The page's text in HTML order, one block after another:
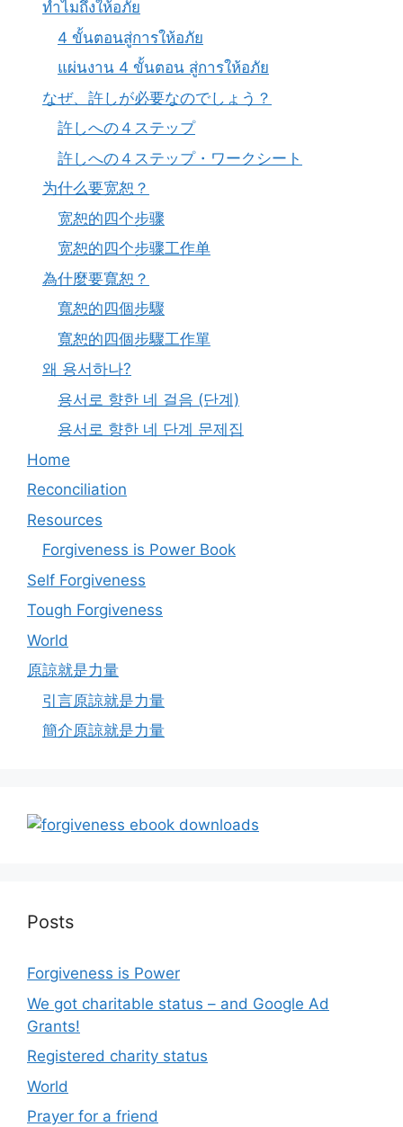
ทำไมถึงให้อภัย
4 ขั้นตอนสู่การให้อภัย
แผ่นงาน 4 ขั้นตอน สู่การให้อภัย
なぜ、許しが必要なのでしょう？
許しへの４ステップ
許しへの４ステップ・ワークシート
为什么要宽恕？
宽恕的四个步骤
宽恕的四个步骤工作单
為什麼要寬恕？
寬恕的四個步驟
寬恕的四個步驟工作單
왜 용서하나?
용서로 향한 네 걸음 (단계)
용서로 향한 네 단계 문제집
Home
Reconciliation
Resources
Forgiveness is Power Book
Self Forgiveness
Tough Forgiveness
World
原諒就是力量
引言原諒就是力量
簡介原諒就是力量
Posts
Forgiveness is Power
We got charitable status – and Google Ad
Grants!
Registered charity status
World
Prayer for a friend